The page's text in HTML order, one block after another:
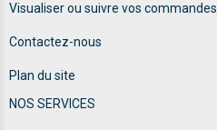
Visualiser ou suivre vos commandes
Contactez-nous
Plan du site
NOS SERVICES